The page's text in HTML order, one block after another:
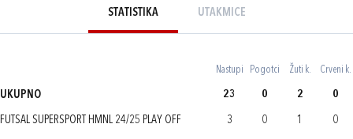
STATISTIKA UTAKMICE
Nastupi Pogotci Žuti k. Crveni k.
UKUPNO 23 0 2 0
FUTSAL SUPERSPORT HMNL 24/25 PLAY OFF 3 0 1 0